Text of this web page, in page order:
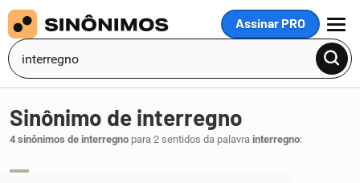
Assinar PRO
MENU
Sinônimo de interregno
4 sinônimos de interregno para 2 sentidos da palavra interregno: